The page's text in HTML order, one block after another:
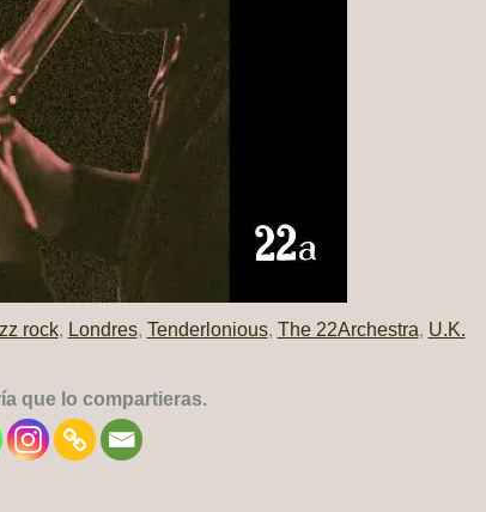
rock, Londres, Tenderlonious, The 22Archestra, U.K.
que lo compartieras.